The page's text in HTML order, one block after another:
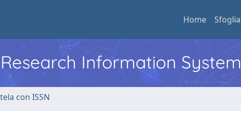
Home Sfoglia
Information System
con ISSN